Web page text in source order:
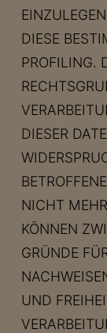
DIESE
PROFILING.
DIESER
NICHT
KÖNNEN
GRÜNDE
UND